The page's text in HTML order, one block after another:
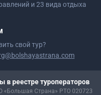
и 23 вида отдыха
свой тур?
в реестре туроператоров
«Большая Страна» РТО 020723